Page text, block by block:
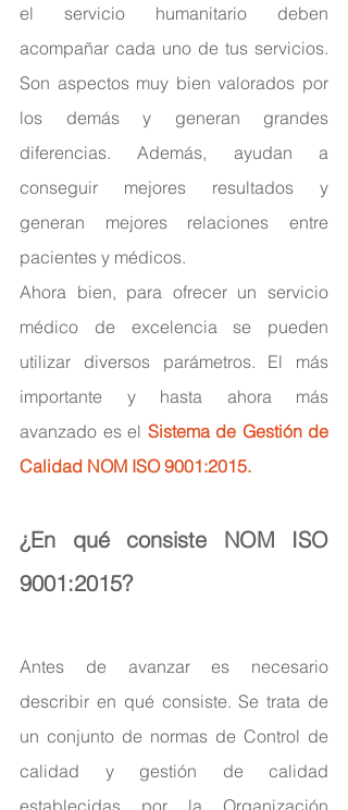
el servicio humanitario deben
acompañar cada uno de tus servicios.
Son aspectos muy bien valorados por
los demás y generan grandes
diferencias. Además, ayudan a
conseguir mejores resultados y
generan mejores relaciones entre
pacientes y médicos.
Ahora bien, para ofrecer un servicio
médico de excelencia se pueden
utilizar diversos parámetros. El más
importante y hasta ahora más
avanzado es el Sistema de Gestión de
Calidad NOM ISO 9001:2015.
¿En qué consiste NOM ISO
9001:2015?
Antes de avanzar es necesario
describir en qué consiste. Se trata de
un conjunto de normas de Control de
calidad y gestión de calidad
establecidas por la Organización